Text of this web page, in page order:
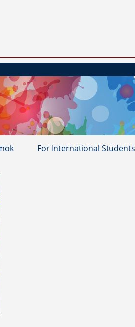
For International Students